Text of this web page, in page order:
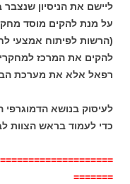
ליישם את הניסיון
על מנת להקים מוסד
(הרשות לפיתוח אמצעי
להקים את המרכז
רפאל אלא את מערכת
כדי לעמוד בראש הצוות
=======